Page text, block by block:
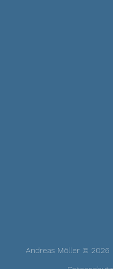
Andreas Möller © 2026